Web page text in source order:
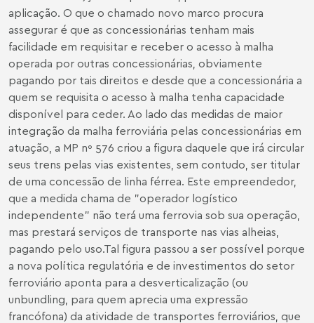
aplicação. O que o chamado novo marco procura
assegurar é que as concessionárias tenham mais
facilidade em requisitar e receber o acesso à malha
operada por outras concessionárias, obviamente
pagando por tais direitos e desde que a concessionária a
quem se requisita o acesso à malha tenha capacidade
disponível para ceder. Ao lado das medidas de maior
integração da malha ferroviária pelas concessionárias em
atuação, a MP nº 576 criou a figura daquele que irá circular
seus trens pelas vias existentes, sem contudo, ser titular
de uma concessão de linha férrea. Este empreendedor,
que a medida chama de "operador logístico
independente" não terá uma ferrovia sob sua operação,
mas prestará serviços de transporte nas vias alheias,
pagando pelo uso.Tal figura passou a ser possível porque
a nova política regulatória e de investimentos do setor
ferroviário aponta para a desverticalização (ou
unbundling, para quem aprecia uma expressão
francófona) da atividade de transportes ferroviários, que